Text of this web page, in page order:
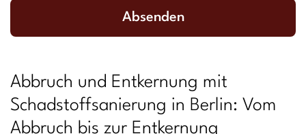
Absenden
Abbruch und Entkernung mit
Schadstoffsanierung in Berlin​: Vom
Abbruch bis zur Entkernung